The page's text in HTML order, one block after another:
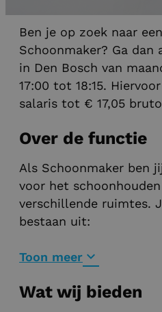
Ben je op zoek naar
Schoonmaker? Ga dan
in Den Bosch van
17:00 tot 18:15.
salaris tot € 17,05
Over de functie
Als Schoonmaker ben
voor het
verschillende ruimtes.
bestaan uit:
Toon meer
Wat wij bieden